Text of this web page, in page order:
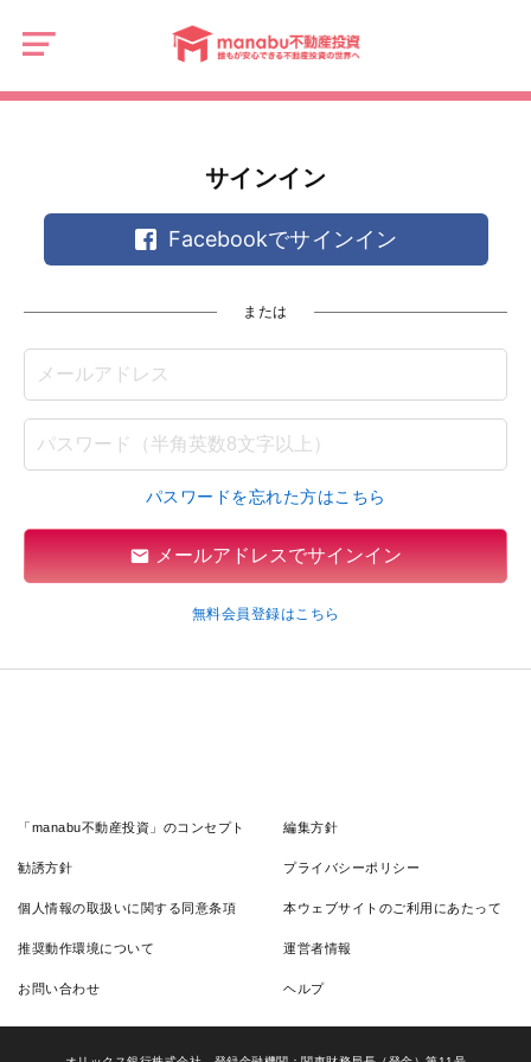
サインイン
Facebookでサインイン
または
パスワードを忘れた方はこちら
メールアドレスでサインイン
無料会員登録はこちら
「manabu不動産投資」のコンセプト 編集方針
勧誘方針 プライバシーポリシー
個人情報の取扱いに関する同意条項 本ウェブサイトのご利用にあたって
推奨動作環境について 運営者情報
お問い合わせ ヘルプ